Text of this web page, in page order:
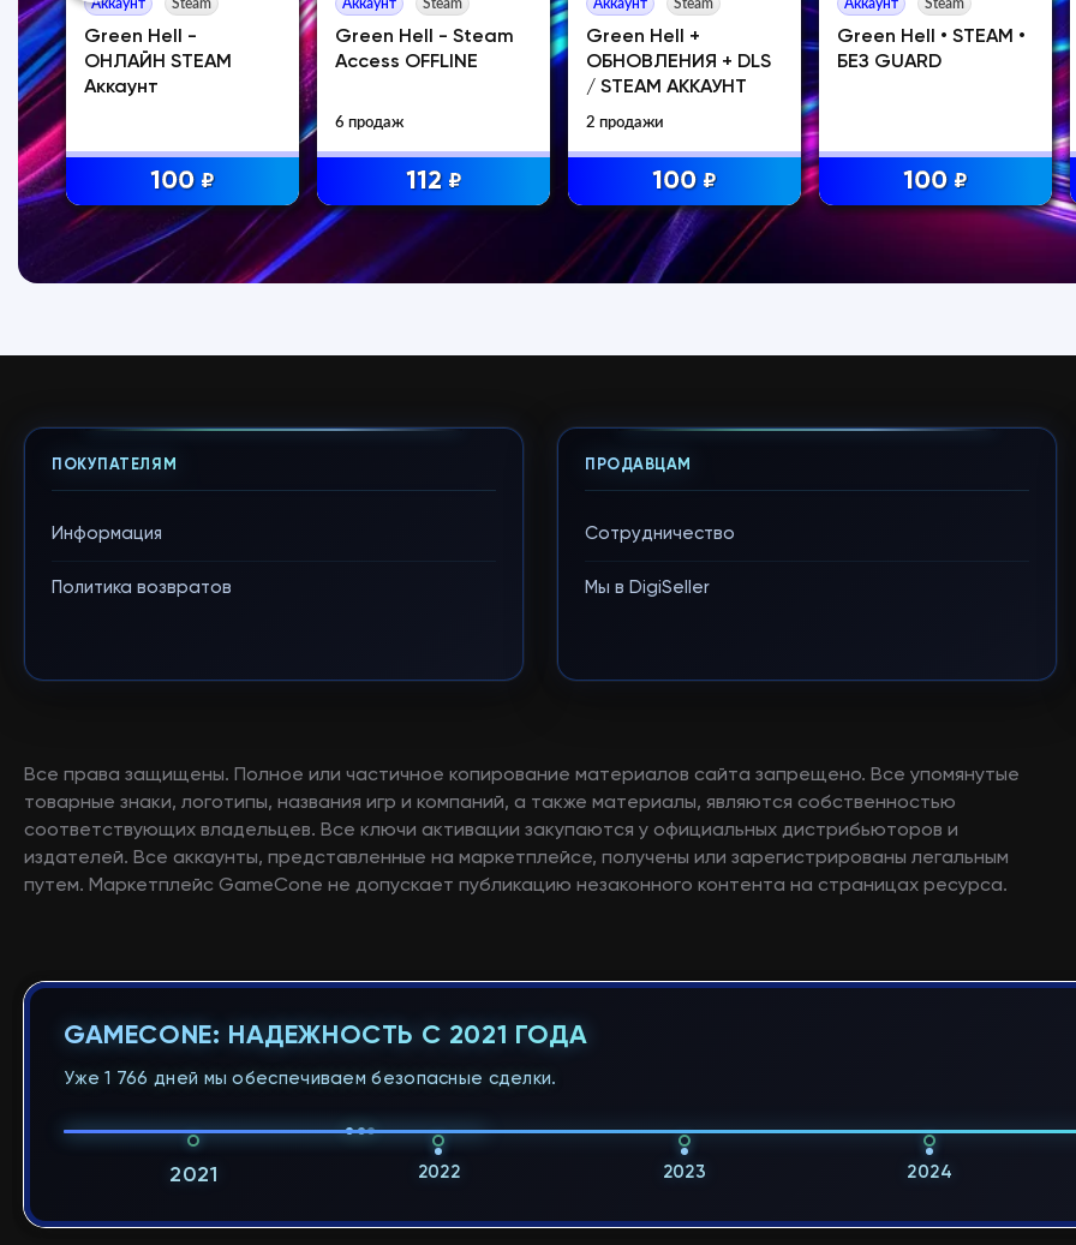
Аккаунт Steam
Green Hell -
ОНЛАЙН STEAM
Аккаунт
100 ₽
Аккаунт Steam
Green Hell - Steam
Access OFFLINE
6 продаж
112 ₽
Аккаунт Steam
Green Hell +
ОБНОВЛЕНИЯ + DLS
/ STEAM АККАУНТ
2 продажи
100 ₽
Аккаунт Steam
Green Hell • STEAM •
БЕЗ GUARD
100 ₽
ПОКУПАТЕЛЯМ
Информация
Политика возвратов
ПРОДАВЦАМ
Сотрудничество
Мы в DigiSeller
Все права защищены. Полное или частичное копирование материалов сайта запрещено. Все упомянутые
товарные знаки, логотипы, названия игр и компаний, а также материалы, являются собственностью
соответствующих владельцев. Все ключи активации закупаются у официальных дистрибьюторов и
издателей. Все аккаунты, представленные на маркетплейсе, получены или зарегистрированы легальным
путем. Маркетплейс GameCone не допускает публикацию незаконного контента на страницах ресурса.
GAMECONE: НАДЕЖНОСТЬ С 2021 ГОДА
Уже 1 766 дней мы обеспечиваем безопасные сделки.
2021 2022 2023 2024